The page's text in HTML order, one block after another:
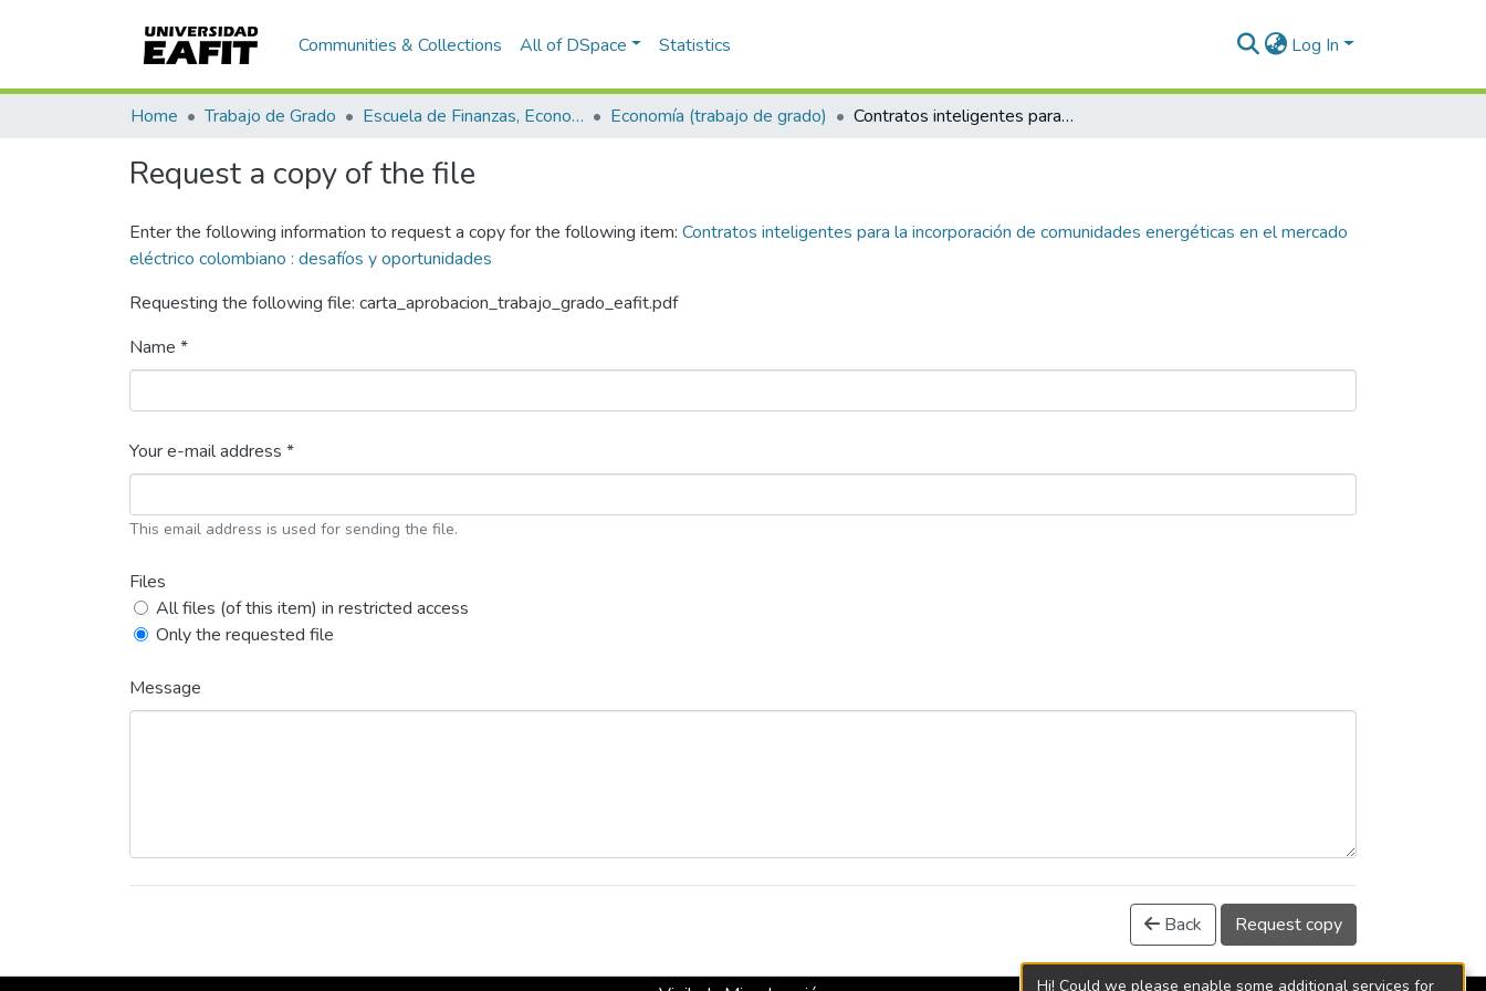
Communities & Collections All of DSpace Statistics Log In
Home Trabajo de Grado Escuela de Finanzas, Economía y Gobierno Economía (trabajo de grado) Contratos inteligentes para la incorporación de comunidades energéticas en el mercado eléctrico colombiano : desafíos y oportunidades
Request a copy of the file
Enter the following information to request a copy for the following item: Contratos inteligentes para la incorporación de comunidades energéticas en el mercado
eléctrico colombiano : desafíos y oportunidades
Requesting the following file: carta_aprobacion_trabajo_grado_eafit.pdf
Name *
Your e-mail address *
This email address is used for sending the file.
Files
All files (of this item) in restricted access
Only the requested file
Message
Back Request copy
Hi! Could we please enable some additional services for